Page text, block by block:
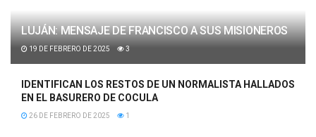
LUJÁN: MENSAJE DE FRANCISCO A SUS MISIONEROS
19 DE FEBRERO DE 2025 3
IDENTIFICAN LOS RESTOS DE UN NORMALISTA HALLADOS
EN EL BASURERO DE COCULA
26 DE FEBRERO DE 2025 1